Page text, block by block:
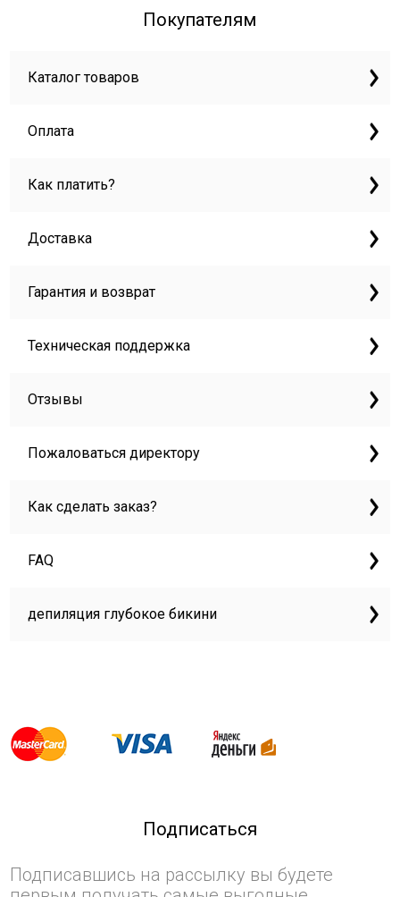
Покупателям
Каталог товаров
Оплата
Как платить?
Доставка
Гарантия и возврат
Техническая поддержка
Отзывы
Пожаловаться директору
Как сделать заказ?
FAQ
депиляция глубокое бикини
Подписаться
Подписавшись на рассылку вы будете